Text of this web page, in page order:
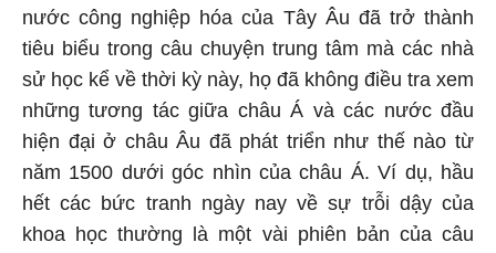
nước công nghiệp hóa của Tây Âu đã trở thành
tiêu biểu trong câu chuyện trung tâm mà các nhà
sử học kể về thời kỳ này, họ đã không điều tra xem
những tương tác giữa châu Á và các nước đầu
hiện đại ở châu Âu đã phát triển như thế nào từ
năm 1500 dưới góc nhìn của châu Á. Ví dụ, hầu
hết các bức tranh ngày nay về sự trỗi dậy của
khoa học thường là một vài phiên bản của câu